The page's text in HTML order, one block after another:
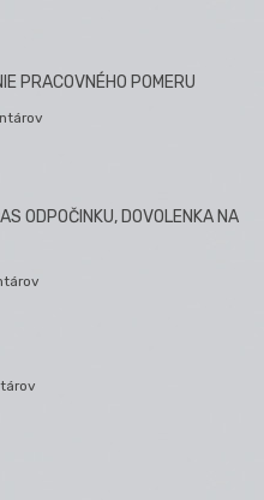
PRACOVNÉHO POMERU
ODPOČINKU, DOVOLENKA NA